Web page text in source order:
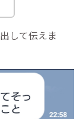
して伝えま